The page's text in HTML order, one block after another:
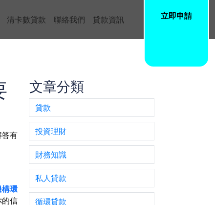
清卡數貸款 聯絡我們 貸款資訊 立即申請
有
環
信
文章分類
貸款
投資理財
財務知識
私人貸款
循環貸款